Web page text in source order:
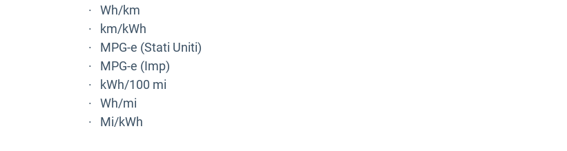
· Wh/km
· km/kWh
· MPG-e (Stati Uniti)
· MPG-e (Imp)
· kWh/100 mi
· Wh/mi
· Mi/kWh